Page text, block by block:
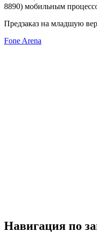
8890) мобильным
Предзаказ на младшую
Fone Arena
Навигация по